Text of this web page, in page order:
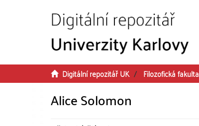
Digitální repozitář UK Filozofická fakulta
Alice Solomon